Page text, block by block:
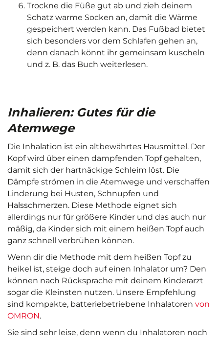
Trockne die Füße gut ab und zieh deinem
Schatz warme Socken an, damit die Wärme
gespeichert werden kann. Das Fußbad bietet
sich besonders vor dem Schlafen gehen an,
denn danach könnt ihr gemeinsam kuscheln
und z. B. das Buch weiterlesen.
Inhalieren: Gutes für die
Atemwege
Die Inhalation ist ein altbewährtes Hausmittel. Der
Kopf wird über einen dampfenden Topf gehalten,
damit sich der hartnäckige Schleim löst. Die
Dämpfe strömen in die Atemwege und verschaffen
Linderung bei Husten, Schnupfen und
Halsschmerzen. Diese Methode eignet sich
allerdings nur für größere Kinder und das auch nur
mäßig, da Kinder sich mit einem heißen Topf auch
ganz schnell verbrühen können.
Wenn dir die Methode mit dem heißen Topf zu
heikel ist, steige doch auf einen Inhalator um? Den
können nach Rücksprache mit deinem Kinderarzt
sogar die Kleinsten nutzen. Unsere Empfehlung
sind kompakte, batteriebetriebene Inhalatoren von
OMRON.
Sie sind sehr leise, denn wenn du Inhalatoren noch